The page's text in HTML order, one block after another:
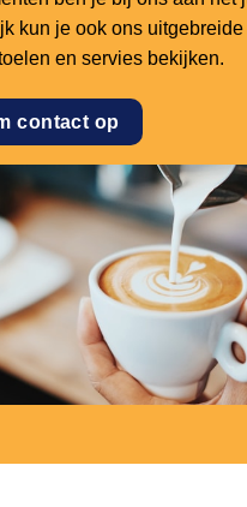
kun je ook ons
en servies bekijken.
contact op